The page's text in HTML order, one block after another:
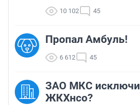
10 102 45
Пропал Амбуль!
6 612 45
ЗАО МКС
ЖКХнсо?